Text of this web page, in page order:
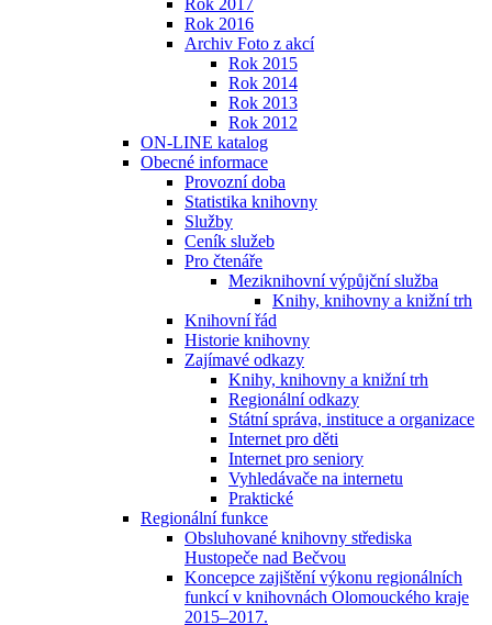
Rok 2017
Rok 2016
Archiv Foto z akcí
Rok 2015
Rok 2014
Rok 2013
Rok 2012
ON-LINE katalog
Obecné informace
Provozní doba
Statistika knihovny
Služby
Ceník služeb
Pro čtenáře
Meziknihovní výpůjční služba
Knihy, knihovny a knižní trh
Knihovní řád
Historie knihovny
Zajímavé odkazy
Knihy, knihovny a knižní trh
Regionální odkazy
Státní správa, instituce a organizace
Internet pro děti
Internet pro seniory
Vyhledávače na internetu
Praktické
Regionální funkce
Obsluhované knihovny střediska
Hustopeče nad Bečvou
Koncepce zajištění výkonu regionálních
funkcí v knihovnách Olomouckého kraje
2015–2017.